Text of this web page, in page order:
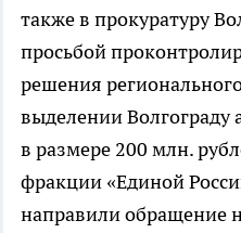
также в прокуратуру
просьбой
решения
выделении Волгограду
в размере 200 млн.
фракции «Единой
направили обращение